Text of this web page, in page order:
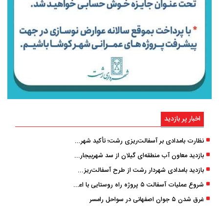
اخبار پر بازدید
نظارت بامدادی بر آسفالت‌ریزی رشت؛ تأکید شهردار و بازرس کل بر کیفیت اجرای پروژه‌ها
بازدید معاون آب منطقه‌ای گیلان از سد شهربیجار برای تداوم تأمین آب شرب استان
بازدید بامدادی شهردار رشت از طرح آسفالت‌ریزی گسترده در مناطق پنج‌گانه
شروع عملیات آسفالت ۵ پروژه راه ‌روستایی با اعتبار ۳۷۰ میلیاردی در گیلان
غرق شدن ۵ جوان اصفهانی در سواحل رامسر